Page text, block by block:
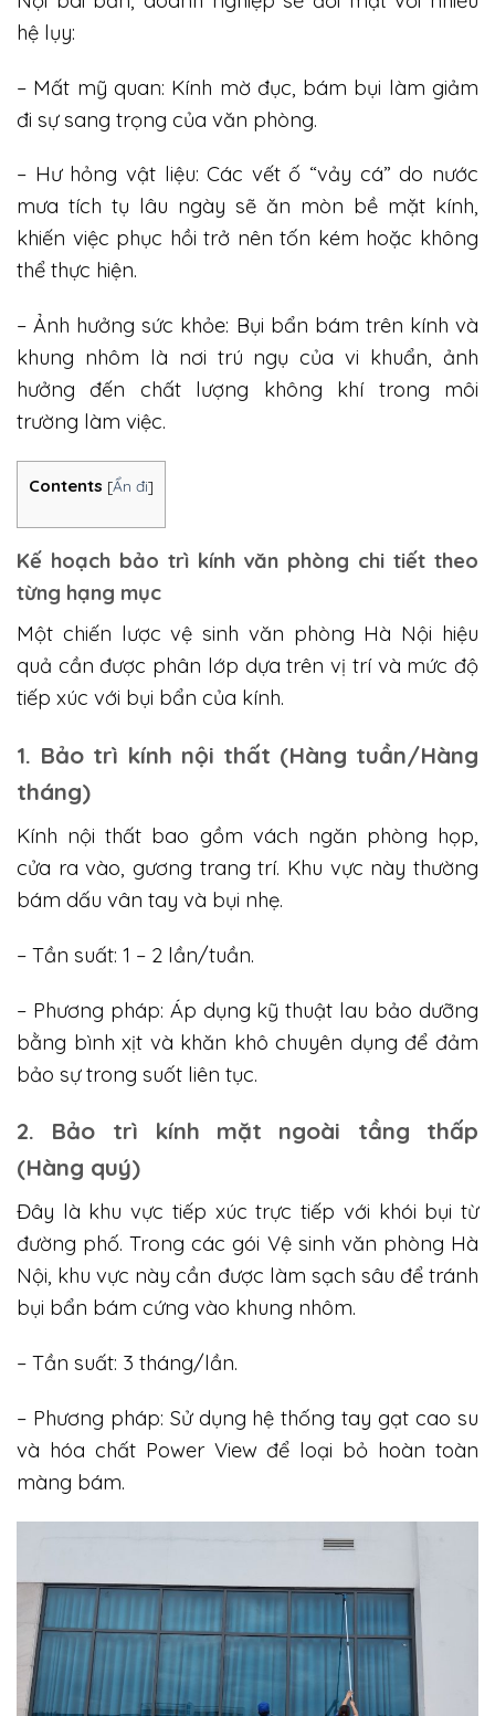
hệ lụy:
– Mất mỹ quan: Kính mờ đục, bám bụi làm giảm
đi sự sang trọng của văn phòng.
– Hư hỏng vật liệu: Các vết ố “vảy cá” do nước
mưa tích tụ lâu ngày sẽ ăn mòn bề mặt kính,
khiến việc phục hồi trở nên tốn kém hoặc không
thể thực hiện.
– Ảnh hưởng sức khỏe: Bụi bẩn bám trên kính và
khung nhôm là nơi trú ngụ của vi khuẩn, ảnh
hưởng đến chất lượng không khí trong môi
trường làm việc.
Contents [Ẩn đi]
Kế hoạch bảo trì kính văn phòng chi tiết theo
từng hạng mục
Một chiến lược vệ sinh văn phòng Hà Nội hiệu
quả cần được phân lớp dựa trên vị trí và mức độ
tiếp xúc với bụi bẩn của kính.
1. Bảo trì kính nội thất (Hàng tuần/Hàng
tháng)
Kính nội thất bao gồm vách ngăn phòng họp,
cửa ra vào, gương trang trí. Khu vực này thường
bám dấu vân tay và bụi nhẹ.
– Tần suất: 1 – 2 lần/tuần.
– Phương pháp: Áp dụng kỹ thuật lau bảo dưỡng
bằng bình xịt và khăn khô chuyên dụng để đảm
bảo sự trong suốt liên tục.
2. Bảo trì kính mặt ngoài tầng thấp
(Hàng quý)
Đây là khu vực tiếp xúc trực tiếp với khói bụi từ
đường phố. Trong các gói Vệ sinh văn phòng Hà
Nội, khu vực này cần được làm sạch sâu để tránh
bụi bẩn bám cứng vào khung nhôm.
– Tần suất: 3 tháng/lần.
– Phương pháp: Sử dụng hệ thống tay gạt cao su
và hóa chất Power View để loại bỏ hoàn toàn
màng bám.